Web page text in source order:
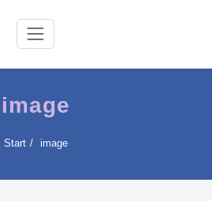
image
Start image